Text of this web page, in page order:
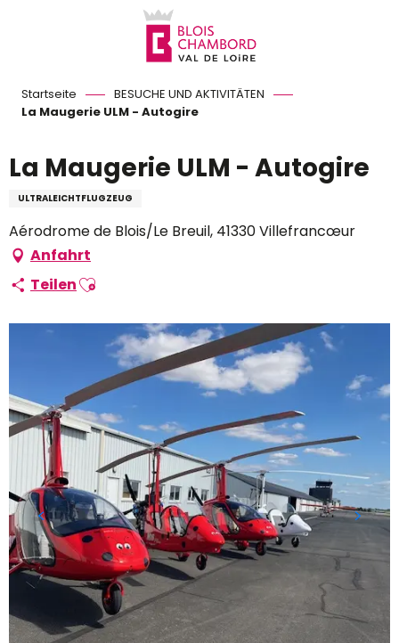
Startseite
BESUCHE UND AKTIVITÄTEN
La Maugerie ULM - Autogire
La Maugerie ULM - Autogire
ULTRALEICHTFLUGZEUG
Aérodrome de Blois/Le Breuil, 41330 Villefrancœur
Anfahrt
TeilenAjouter aux favoris